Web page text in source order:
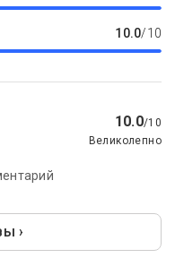
10.0/10
10.0/10
Великолепно
›